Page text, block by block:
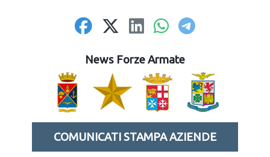
News Forze Armate
COMUNICATI STAMPA AZIENDE